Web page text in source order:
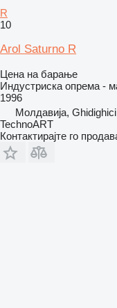
R
10
Arol Saturno R
Цена на барање
Индустриска опрема -
1996
Молдавија, Ghidighici
TechnoART
Контактирајте го